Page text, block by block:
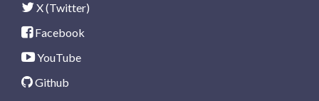
X (Twitter)
Facebook
YouTube
Github